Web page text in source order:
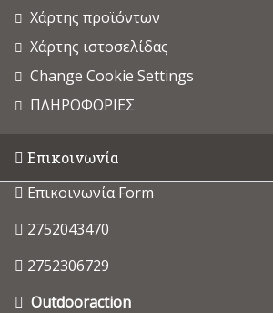
Χάρτης προϊόντων
Χάρτης ιστοσελίδας
Change Cookie Settings
ΠΛΗΡΟΦΟΡΙΕΣ
Επικοινωνία
Επικοινωνία Form
2752043470
2752306729
Outdooraction